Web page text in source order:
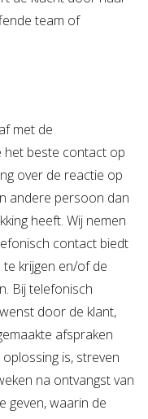
team of
met de
het beste contact op
over de reactie op
andere persoon dan
heeft. Wij nemen
contact biedt
krijgen en/of de
Bij telefonisch
door de klant,
afspraken
is, streven
na ontvangst van
geven, waarin de